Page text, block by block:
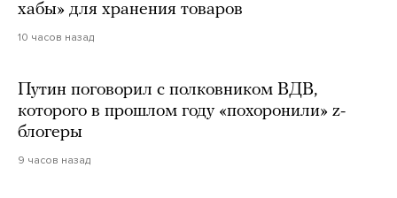
хабы» для хранения товаров
10 часов назад
Путин поговорил с полковником ВДВ,
которого в прошлом году «похоронили» z-
блогеры
9 часов назад